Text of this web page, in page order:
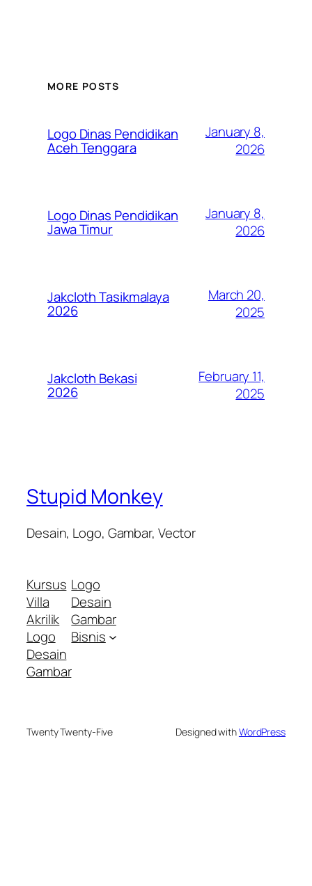
MORE POSTS
Logo Dinas Pendidikan
Aceh Tenggara
January 8,
2026
Logo Dinas Pendidikan
Jawa Timur
January 8,
2026
Jakcloth Tasikmalaya
2026
March 20,
2025
Jakcloth Bekasi
2026
February 11,
2025
Stupid Monkey
Desain, Logo, Gambar, Vector
Kursus
Villa
Akrilik
Logo
Desain
Gambar
Logo
Desain
Gambar
Bisnis
Twenty Twenty-Five Designed withWordPress